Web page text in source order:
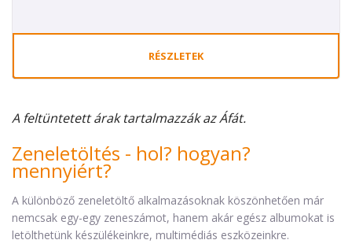
RÉSZLETEK
A feltüntetett árak tartalmazzák az Áfát.
Zeneletöltés - hol? hogyan?
mennyiért?
A különböző zeneletöltő alkalmazásoknak köszönhetően már
nemcsak egy-egy zeneszámot, hanem akár egész albumokat is
letölthetünk készülékeinkre, multimédiás eszközeinkre.